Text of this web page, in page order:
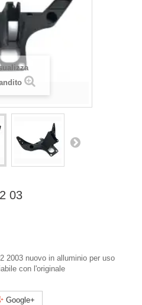
03
2003 nuovo in alluminio per uso
con l'originale
Google+